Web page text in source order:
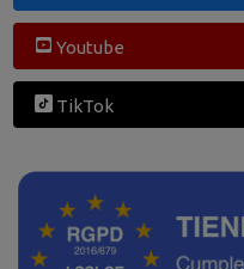
Youtube
TikTok